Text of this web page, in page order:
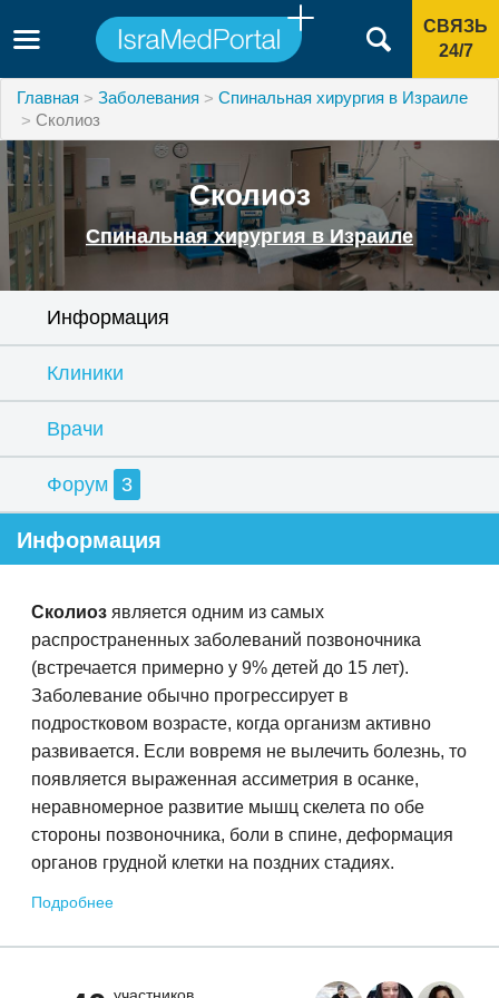
СВЯЗЬ
24/7
Главная Заболевания
Спинальная хирургия в Израиле
Сколиоз
Сколиоз
Спинальная хирургия в Израиле
Информация
Клиники
Врачи
Форум 3
Информация
Сколиоз является одним из самых
распространенных заболеваний позвоночника
(встречается примерно у 9% детей до 15 лет).
Заболевание обычно прогрессирует в
подростковом возрасте, когда организм активно
развивается. Если вовремя не вылечить болезнь, то
появляется выраженная ассиметрия в осанке,
неравномерное развитие мышц скелета по обе
стороны позвоночника, боли в спине, деформация
органов грудной клетки на поздних стадиях.
Подробнее